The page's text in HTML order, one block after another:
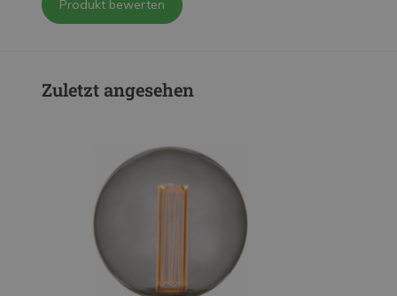
Produkt bewerten
Zuletzt angesehen